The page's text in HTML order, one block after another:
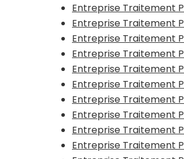
Entreprise Traitement
Entreprise Traitement
Entreprise Traitement
Entreprise Traitement
Entreprise Traitement
Entreprise Traitement
Entreprise Traitement
Entreprise Traitement
Entreprise Traitement
Entreprise Traitement